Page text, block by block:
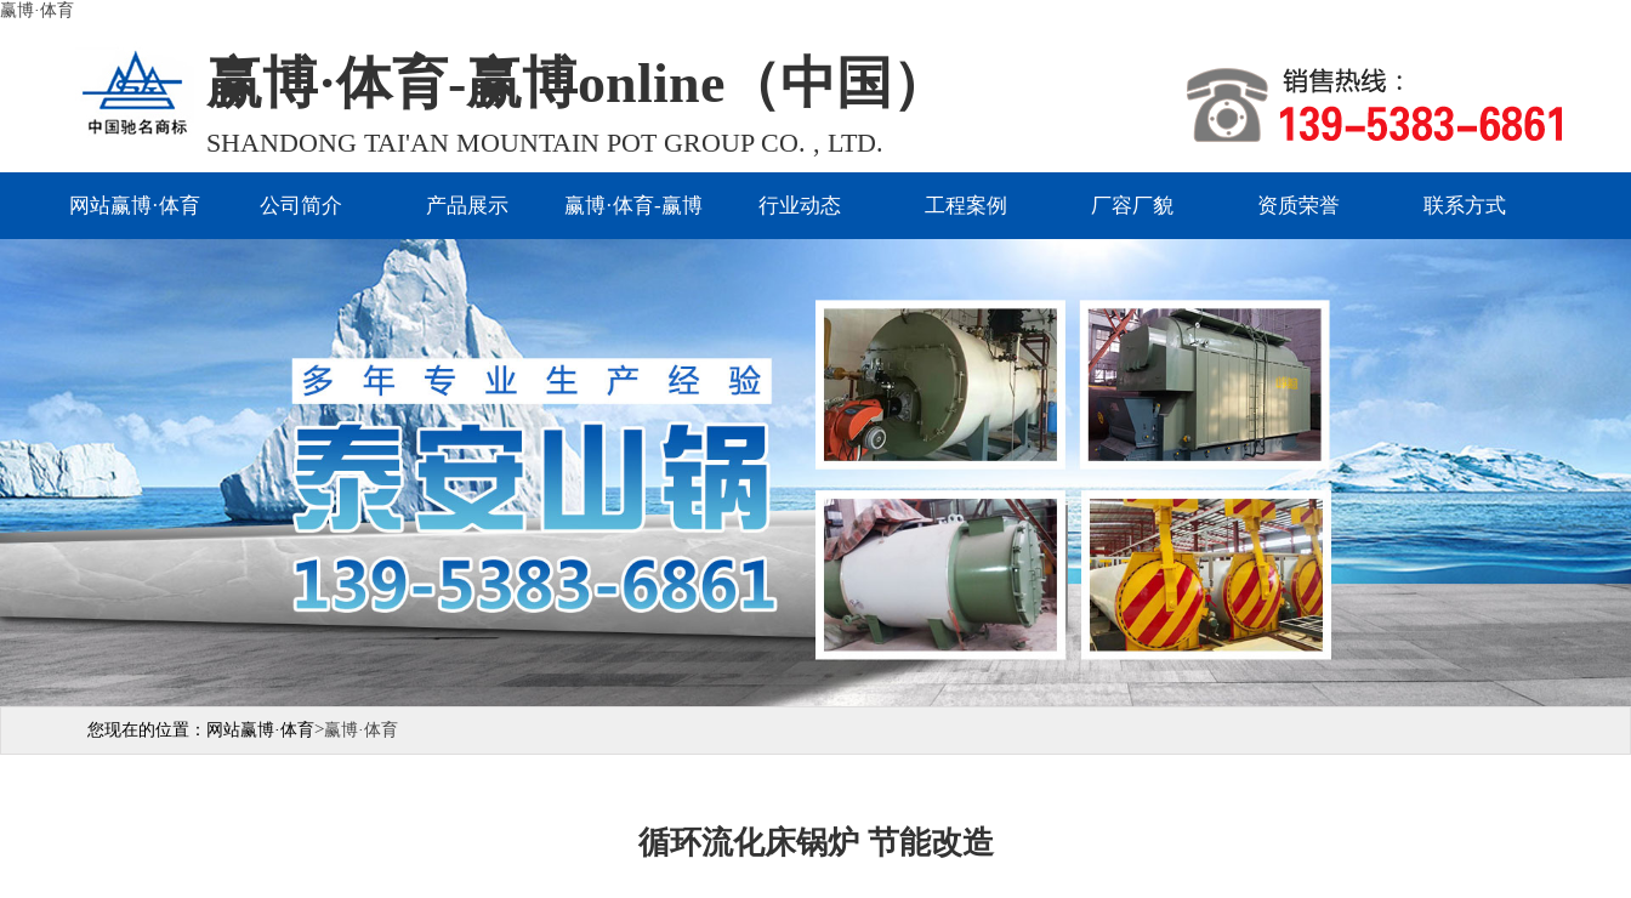
赢博·体育
赢博·体育-赢博online（中国）
SHANDONG TAI'AN MOUNTAIN POT GROUP CO. , LTD.
网站赢博·体育 公司简介 产品展示 赢博·体育-赢博 行业动态 工程案例 厂容厂貌 资质荣誉 联系方式
您现在的位置： 网站赢博·体育>赢博·体育
循环流化床锅炉 节能改造